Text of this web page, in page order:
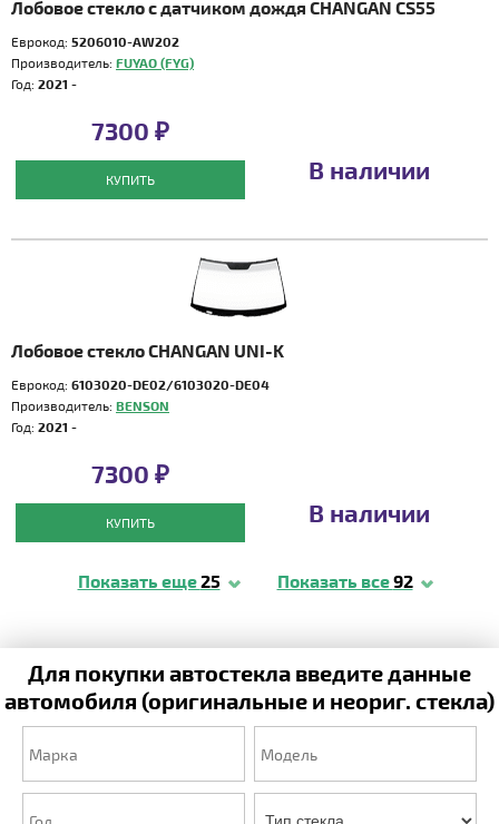
Лобовое стекло с датчиком дождя CHANGAN CS55
Еврокод: 5206010-AW202
Производитель: FUYAO (FYG)
Год: 2021 -
7300 ₽
КУПИТЬ В наличии
Лобовое стекло CHANGAN UNI-K
Еврокод: 6103020-DE02/6103020-DE04
Производитель: BENSON
Год: 2021 -
7300 ₽
КУПИТЬ В наличии
Показать еще25 Показать все92
Для покупки автостекла введите данные
автомобиля (оригинальные и неориг. стекла)